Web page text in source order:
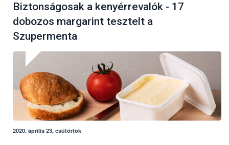
Biztonságosak a kenyérrevalók - 17
dobozos margarint tesztelt a
Szupermenta
2020. április 23, csütörtök